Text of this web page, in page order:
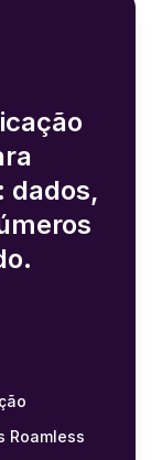
dados,
Roamless